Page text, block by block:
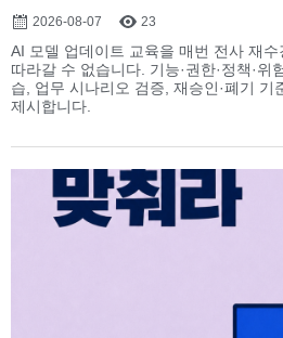
2026-08-07 23
AI 모델 업데이트 교육을 매번 전사 재
따라갈 수 없습니다. 기능·권한·정책·
습, 업무 시나리오 검증, 재승인·폐기 기
제시합니다.